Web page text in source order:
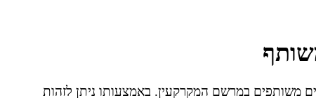
משותפים במרשם המקרקעין. באמצעותו ניתן לזהות